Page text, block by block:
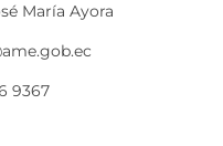
María Ayora
9367